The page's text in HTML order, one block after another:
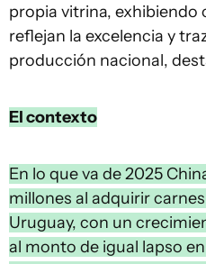
propia vitrina, exhibiendo
reflejan la excelencia y
producción nacional,
El contexto
En lo que va de 2025
millones al adquirir
Uruguay, con un
al monto de igual lapso